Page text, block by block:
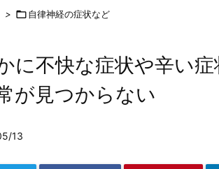
> 自律神経の症状など
に不快な症状や辛い
が見つからない
13